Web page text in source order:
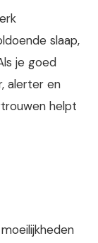
slaap,
je goed
alerter en
helpt